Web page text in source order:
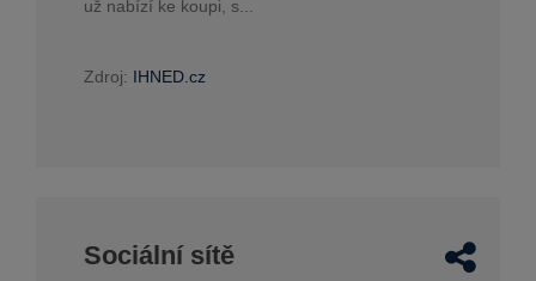
už nabízí ke koupi, s...
Zdroj: IHNED.cz
Sociální sítě